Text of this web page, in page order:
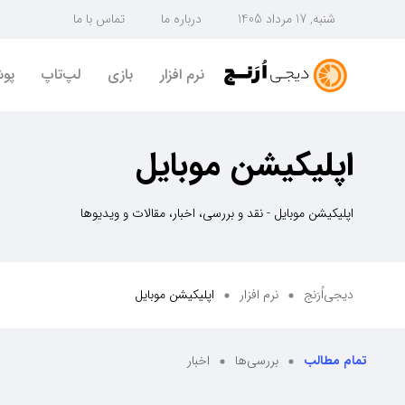
شنبه, 17 مرداد 1405 درباره ما تماس با ما
نرم افزار بازی لپ‌تاپ
اپلیکیشن موبایل
اپلیکیشن موبایل - نقد و بررسی، اخبار، مقالات و ویدیوها
دیجی‌اُرَنج نرم افزار اپلیکیشن موبایل
تمام مطالب بررسی‌ها اخبار